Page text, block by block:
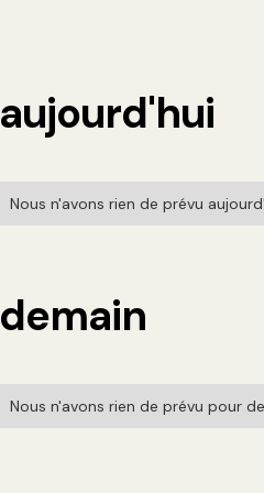
aujourd'hui
Nous n'avons rien de prévu
demain
Nous n'avons rien de prévu pour